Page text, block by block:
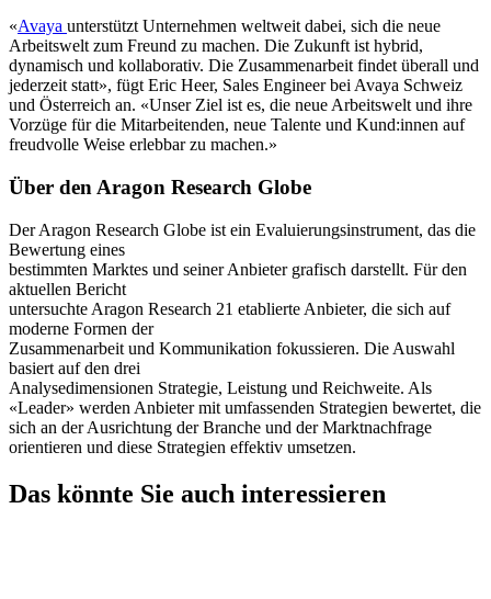
«Avaya unterstützt Unternehmen weltweit dabei, sich die neue
Arbeitswelt zum Freund zu machen. Die Zukunft ist hybrid,
dynamisch und kollaborativ. Die Zusammenarbeit findet überall und
jederzeit statt», fügt Eric Heer, Sales Engineer bei Avaya Schweiz
und Österreich an. «Unser Ziel ist es, die neue Arbeitswelt und ihre
Vorzüge für die Mitarbeitenden, neue Talente und Kund:innen auf
freudvolle Weise erlebbar zu machen.»
Über den Aragon Research Globe
Der Aragon Research Globe ist ein Evaluierungsinstrument, das die
Bewertung eines
bestimmten Marktes und seiner Anbieter grafisch darstellt. Für den
aktuellen Bericht
untersuchte Aragon Research 21 etablierte Anbieter, die sich auf
moderne Formen der
Zusammenarbeit und Kommunikation fokussieren. Die Auswahl
basiert auf den drei
Analysedimensionen Strategie, Leistung und Reichweite. Als
«Leader» werden Anbieter mit umfassenden Strategien bewertet, die
sich an der Ausrichtung der Branche und der Marktnachfrage
orientieren und diese Strategien effektiv umsetzen.
Das könnte Sie auch interessieren